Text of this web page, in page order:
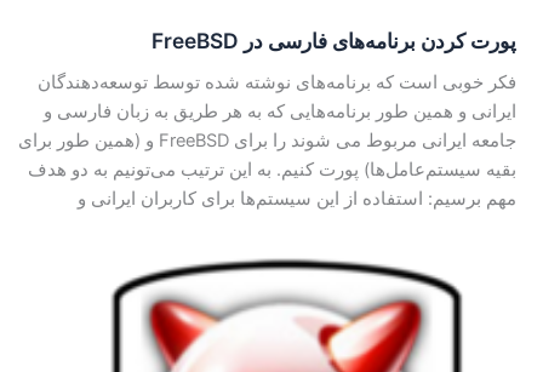
پورت کردن برنامه‌های فارسی در FreeBSD
فکر خوبی است که برنامه‌های نوشته شده توسط توسعه‌دهندگان
ایرانی و همین طور برنامه‌هایی که به هر طریق به زبان فارسی و
جامعه ایرانی مربوط می شوند را برای FreeBSD و (همین طور برای
بقیه سیستم‌عامل‌ها) پورت کنیم. به این ترتیب می‌تونیم به دو هدف
مهم برسیم: استفاده از این سیستم‌ها برای کاربران ایرانی و